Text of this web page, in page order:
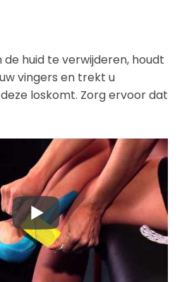
huid te verwijderen, houdt
vingers en trekt u
loskomt. Zorg ervoor dat